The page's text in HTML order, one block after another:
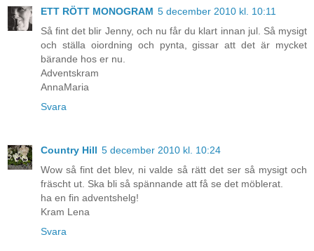
ETT RÖTT MONOGRAM 5 december 2010 kl. 10:11
Så fint det blir Jenny, och nu får du klart innan jul. Så mysigt
och ställa oiordning och pynta, gissar att det är mycket
bärande hos er nu.
Adventskram
AnnaMaria
Svara
Country Hill 5 december 2010 kl. 10:24
Wow så fint det blev, ni valde så rätt det ser så mysigt och
fräscht ut. Ska bli så spännande att få se det möblerat.
ha en fin adventshelg!
Kram Lena
Svara